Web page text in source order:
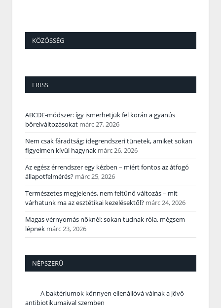
KÖZÖSSÉG
FRISS
ABCDE‑módszer: így ismerhetjük fel korán a gyanús
bőrelváltozásokat márc 27, 2026
Nem csak fáradtság: idegrendszeri tünetek, amiket sokan
figyelmen kívül hagynak márc 26, 2026
Az egész érrendszer egy kézben – miért fontos az átfogó
állapotfelmérés? márc 25, 2026
Természetes megjelenés, nem feltűnő változás – mit
várhatunk ma az esztétikai kezelésektől? márc 24, 2026
Magas vérnyomás nőknél: sokan tudnak róla, mégsem
lépnek márc 23, 2026
NÉPSZERŰ
A baktériumok könnyen ellenállóvá válnak a jövő
antibiotikumaival szemben